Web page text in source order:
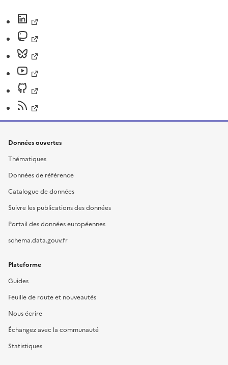
Données ouvertes
Thématiques
Données de référence
Catalogue de données
Suivre les publications des données
Portail des données européennes
schema.data.gouv.fr
Plateforme
Guides
Feuille de route et nouveautés
Nous écrire
Échangez avec la communauté
Statistiques